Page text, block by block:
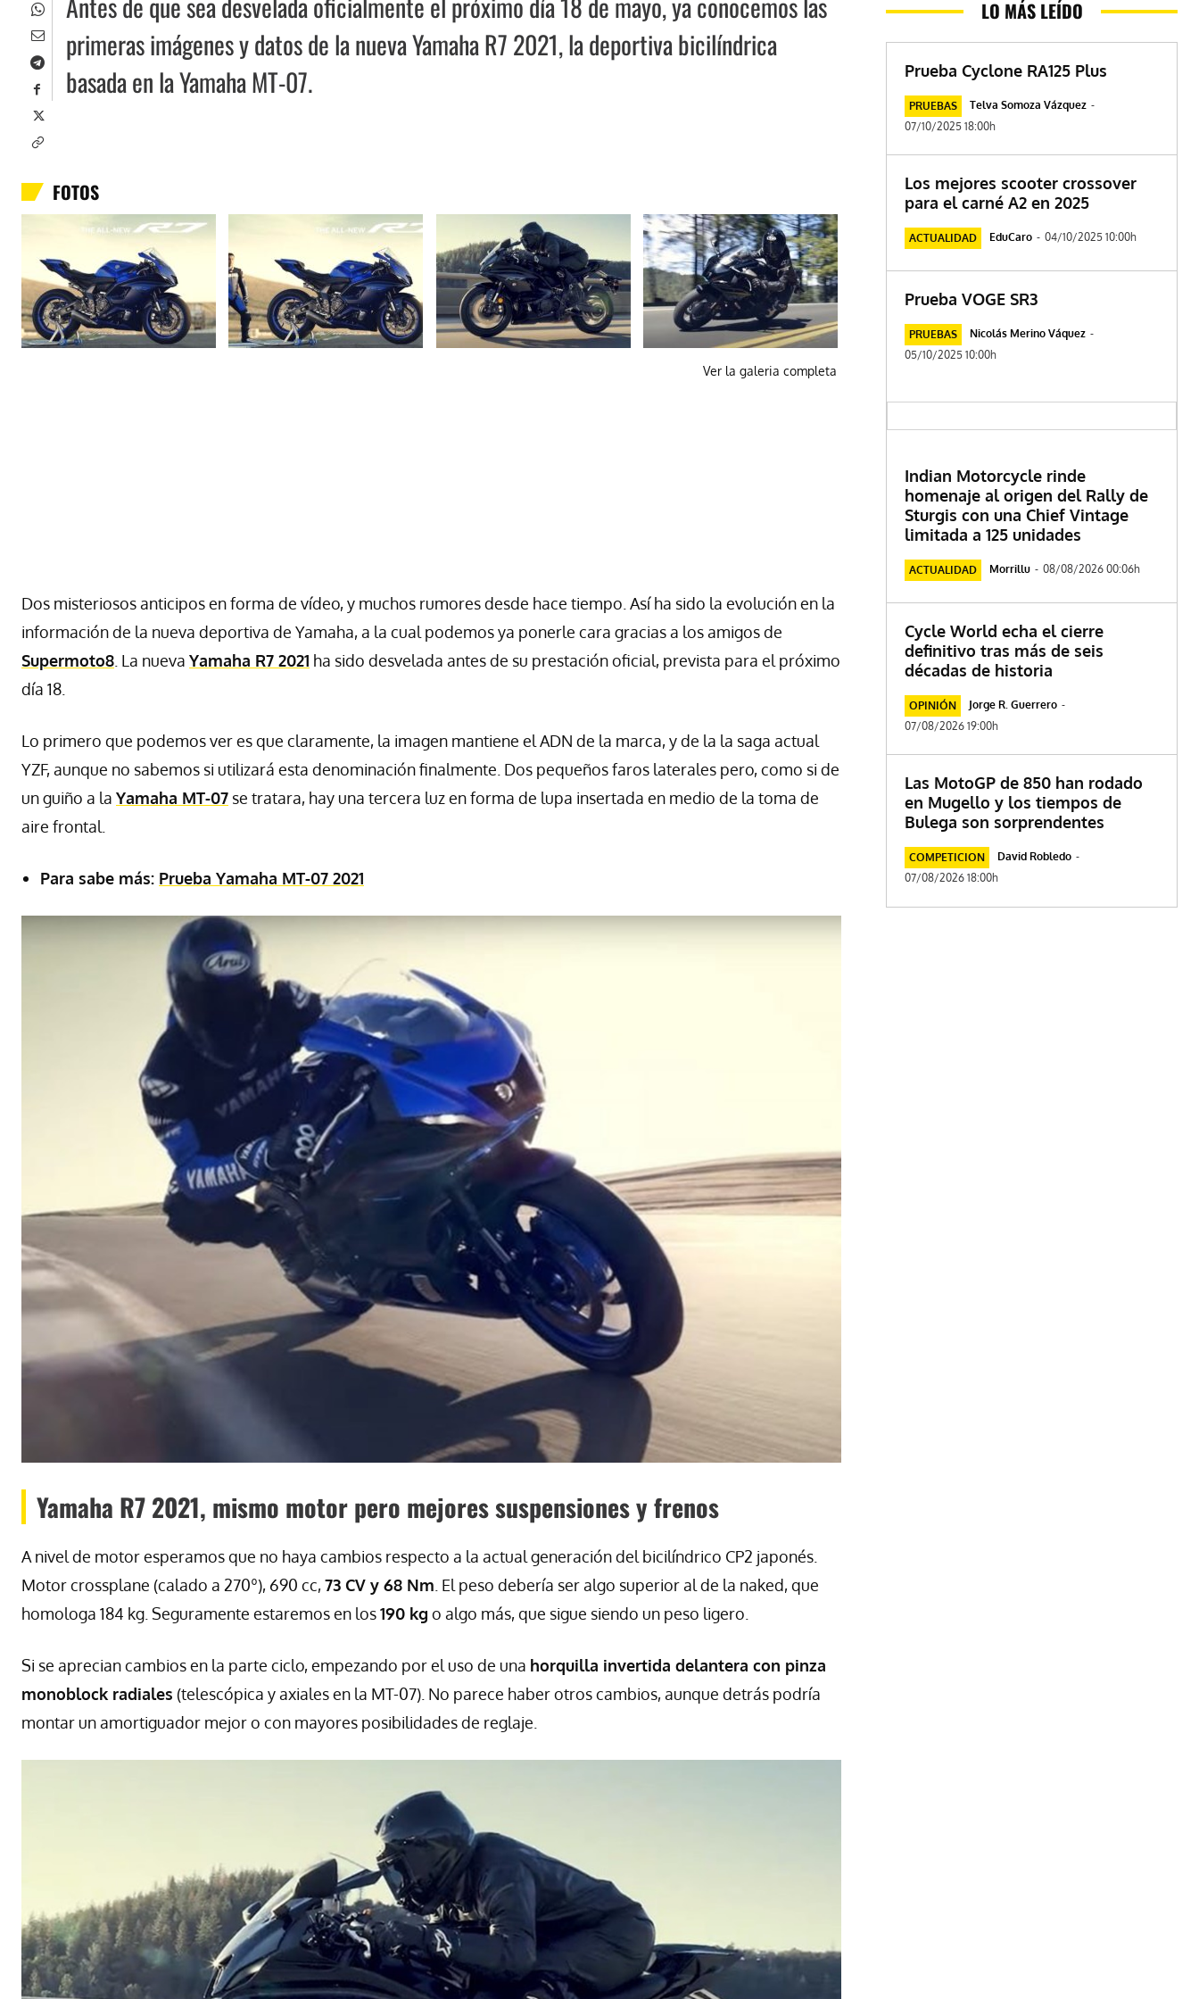
primeras imágenes y datos de la nueva Yamaha R7 2021, la deportiva bicilíndrica
basada en la Yamaha MT-07.
FOTOS
Ver la galeria completa
Dos misteriosos anticipos en forma de vídeo, y muchos rumores desde hace tiempo. Así ha sido la evolución en la
información de la nueva deportiva de Yamaha, a la cual podemos ya ponerle cara gracias a los amigos de
Supermoto8 . La nueva Yamaha R7 2021 ha sido desvelada antes de su prestación oficial, prevista para el próximo
día 18.
Lo primero que podemos ver es que claramente, la imagen mantiene el ADN de la marca, y de la la saga actual
YZF, aunque no sabemos si utilizará esta denominación finalmente. Dos pequeños faros laterales pero, como si de
un guiño a la Yamaha MT-07 se tratara, hay una tercera luz en forma de lupa insertada en medio de la toma de
aire frontal.
Para sabe más: Prueba Yamaha MT-07 2021
Yamaha R7 2021, mismo motor pero mejores suspensiones y frenos
A nivel de motor esperamos que no haya cambios respecto a la actual generación del bicilíndrico CP2 japonés.
Motor crossplane (calado a 270º), 690 cc,73 CV y 68 Nm . El peso debería ser algo superior al de la naked, que
homologa 184 kg. Seguramente estaremos en los190 kg o algo más, que sigue siendo un peso ligero.
Si se aprecian cambios en la parte ciclo, empezando por el uso de una horquilla invertida delantera con pinza
monoblock radiales (telescópica y axiales en la MT-07). No parece haber otros cambios, aunque detrás podría
montar un amortiguador mejor o con mayores posibilidades de reglaje.
LO MÁS LEÍDO
Prueba Cyclone RA125 Plus
PRUEBAS Telva Somoza Vázquez -
07/10/2025 18:00h
Los mejores scooter crossover
para el carné A2 en 2025
ACTUALIDAD EduCaro - 04/10/2025 10:00h
Prueba VOGE SR3
PRUEBAS Nicolás Merino Váquez -
05/10/2025 10:00h
Indian Motorcycle rinde
homenaje al origen del Rally de
Sturgis con una Chief Vintage
limitada a 125 unidades
ACTUALIDAD Morrillu - 08/08/2026 00:06h
Cycle World echa el cierre
definitivo tras más de seis
décadas de historia
OPINIÓN Jorge R. Guerrero -
07/08/2026 19:00h
Las MotoGP de 850 han rodado
en Mugello y los tiempos de
Bulega son sorprendentes
COMPETICION David Robledo -
07/08/2026 18:00h